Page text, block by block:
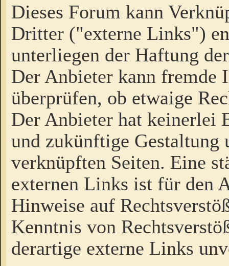
Dieses Forum kann
Dritter ("externe Links")
unterliegen der Haftung
Der Anbieter kann fremde
überprüfen, ob etwaige
Der Anbieter hat keinerlei
und zukünftige Gestaltung
verknüpften Seiten. Eine
externen Links ist für den
Hinweise auf
Kenntnis von
derartige externe Links